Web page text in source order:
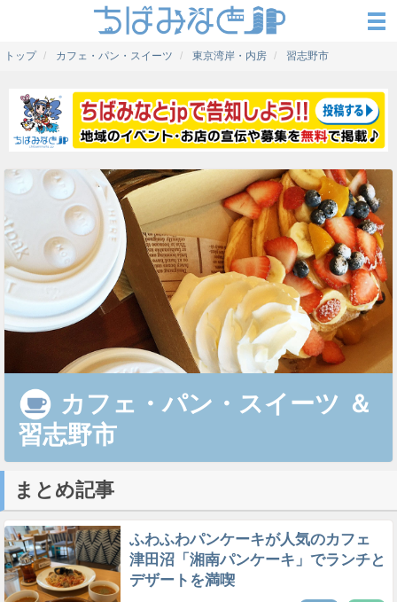
トップ カフェ・パン・スイーツ 東京湾岸・内房 習志野市
カフェ・パン・スイーツ ＆
習志野市
まとめ記事
ふわふわパンケーキが人気のカフェ
津田沼「湘南パンケーキ」でランチと
デザートを満喫